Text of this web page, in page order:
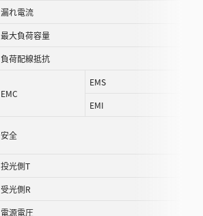
漏れ電流
最大負荷容量
負荷配線抵抗
EMC
EMS
EMI
安全
投光側T
受光側R
電源電圧